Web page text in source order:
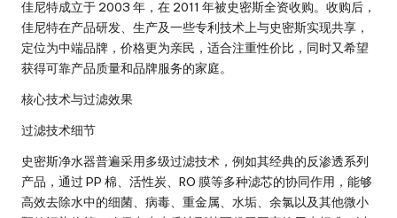
佳尼特成立于 2003 年，在 2011 年被史密斯全资收购。收购后，
佳尼特在产品研发、生产及一些专利技术上与史密斯实现共享，
定位为中端品牌，价格更为亲民，适合注重性价比，同时又希望
获得可靠产品质量和品牌服务的家庭。
核心技术与过滤效果
过滤技术细节
史密斯净水器普遍采用多级过滤技术，例如其经典的反渗透系列
产品，通过 PP 棉、活性炭、RO 膜等多种滤芯的协同作用，能够
高效去除水中的细菌、病毒、重金属、水垢、余氯以及其他微小